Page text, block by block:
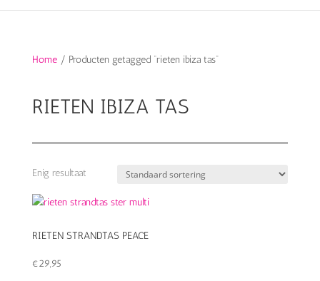
Home/ Producten getagged “rieten ibiza tas”
RIETEN IBIZA TAS
Enig resultaat
RIETEN STRANDTAS PEACE
€29,95